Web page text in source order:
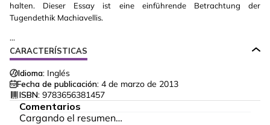
halten. Dieser Essay ist eine einführende Betrachtung der
Tugendethik Machiavellis.
...
CARACTERÍSTICAS
Idioma: Inglés
Fecha de publicación: 4 de marzo de 2013
ISBN: 9783656381457
Comentarios
Cargando el resumen…